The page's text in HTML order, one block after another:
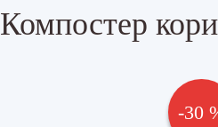
Компостер
-30